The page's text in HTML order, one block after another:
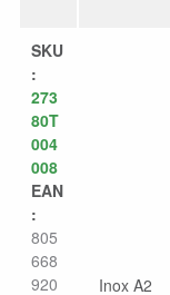
SKU
:
273
80T
004
008
EAN
:
805
668
920
Inox A2